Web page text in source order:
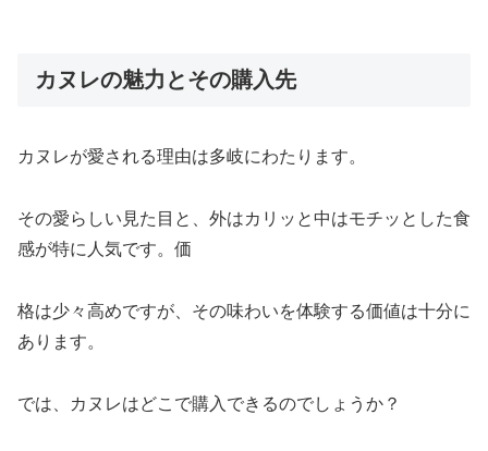
カヌレの魅力とその購入先
カヌレが愛される理由は多岐にわたります。
その愛らしい見た目と、外はカリッと中はモチッとした食
感が特に人気です。価
格は少々高めですが、その味わいを体験する価値は十分に
あります。
では、カヌレはどこで購入できるのでしょうか？